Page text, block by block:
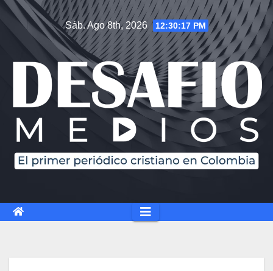
Sáb. Ago 8th, 2026 12:30:18 PM